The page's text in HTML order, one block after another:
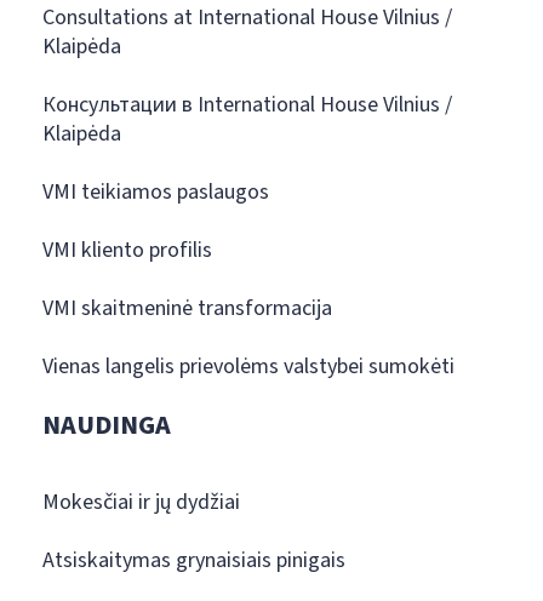
Consultations at International House Vilnius /
Klaipėda
Консультации в International House Vilnius /
Klaipėda
VMI teikiamos paslaugos
VMI kliento profilis
VMI skaitmeninė transformacija
Vienas langelis prievolėms valstybei sumokėti
NAUDINGA
Mokesčiai ir jų dydžiai
Atsiskaitymas grynaisiais pinigais